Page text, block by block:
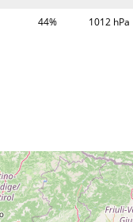
54% 1016 hPa
79% 1016 hPa
38% 1015 hPa
44% 1012 hPa
36% 1013 hPa
39% 1013 hPa